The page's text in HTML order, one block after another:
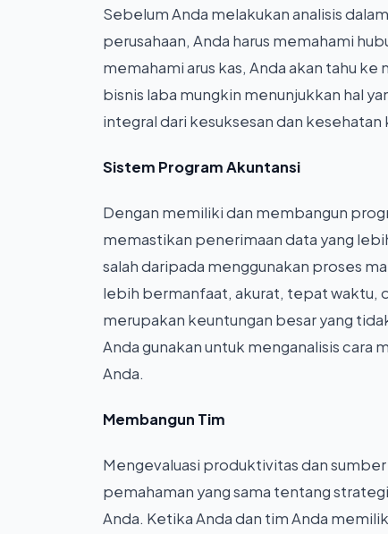
Sebelum Anda melakukan analisis
perusahaan, Anda harus memahami
memahami arus kas, Anda akan tahu
bisnis laba mungkin menunjukkan hal
integral dari kesuksesan dan kesehatan
Sistem Program Akuntansi
Dengan memiliki dan membangun
memastikan penerimaan data yang
salah daripada menggunakan proses
lebih bermanfaat, akurat, tepat waktu,
merupakan keuntungan besar yang
Anda gunakan untuk menganalisis cara
Anda.
Membangun Tim
Mengevaluasi produktivitas dan
pemahaman yang sama tentang
Anda. Ketika Anda dan tim Anda